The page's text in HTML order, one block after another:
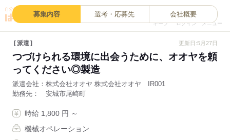
キープ ログイン メニュー
募集内容 選考・応募先 会社概要
派遣 更新日:5月27日
つづけられる環境に出会うために、オオヤを頼
ってください◎製造
派遣会社
株式会社オオヤ 株式会社オオヤ IR001
勤務先
安城市尾崎町
時給 1,800 円 ～
機械オペレーション